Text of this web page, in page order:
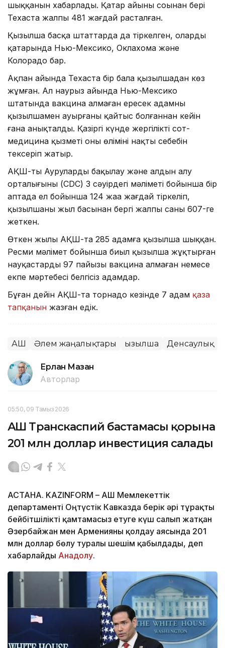
шыққанын хабарлады. Қаңтар айының соңынан бері
Техаста жалпы 481 жағдай расталған.
Қызылша басқа штаттарда да тіркелген, олардың
қатарында Нью-Мексико, Оклахома және
Колорадо бар.
Ақпан айында Техаста бір бала қызылшадан көз
жұмған. Ал наурыз айында Нью-Мексико
штатында вакцина алмаған ересек адамның
қызылшамен ауырғаны қайтыс болғаннан кейін
ғана анықталды. Қазіргі күнде жергілікті сот-
медицина қызметі оның өлімінің нақты себебін
тексеріп жатыр.
АҚШ-тың Ауруларды бақылау және алдын алу
орталығының (CDC) 3 сәуірдегі мәліметі бойынша бір
аптада ел бойынша 124 жаңа жағдай тіркеліп,
қызылшаның жыл басынан бергі жалпы саны 607-ге
жеткен.
Өткен жылы АҚШ-та 285 адамға қызылша шыққан.
Ресми мәлімет бойынша биыл қызылша жұқтырған
науқастардың 97 пайызы вакцина алмаған немесе
екпе мәртебесі белгісіз адамдар.
Бұған дейін АҚШ-та торнадо кезінде 7 адам қаза
тапқанын жазған едік.
АҚШ Әлем жаңалықтары Қызылша Денсаулық
Ерлан Мазан
Авторлар
05:50, 09 Тамыз 2026
АҚШ Транскаспий бастамасы қорына
201 млн доллар инвестиция салады
АСТАНА. KAZINFORM – АҚШ Мемлекеттік
департаменті Оңтүстік Кавказда берік әрі тұрақты
бейбітшілікті қамтамасыз етуге күш салып жатқан
Әзербайжан мен Арменияны қолдау аясында 201
млн доллар бөлу туралы шешім қабылдады, деп
хабарлайды Анадолу.